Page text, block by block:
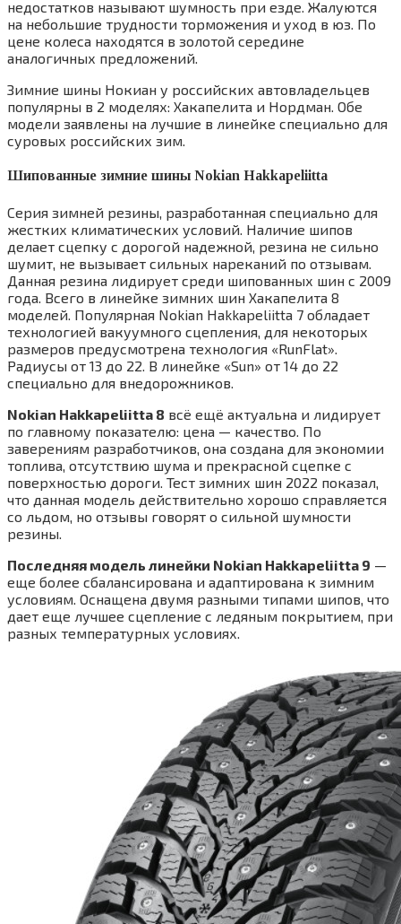
недостатков называют шумность при езде. Жалуются
на небольшие трудности торможения и уход в юз. По
цене колеса находятся в золотой середине
аналогичных предложений.
Зимние шины Нокиан у российских автовладельцев
популярны в 2 моделях: Хакапелита и Нордман. Обе
модели заявлены на лучшие в линейке специально для
суровых российских зим.
Шипованные зимние шины Nokian Hakkapeliitta
Серия зимней резины, разработанная специально для
жестких климатических условий. Наличие шипов
делает сцепку с дорогой надежной, резина не сильно
шумит, не вызывает сильных нареканий по отзывам.
Данная резина лидирует среди шипованных шин с 2009
года. Всего в линейке зимних шин Хакапелита 8
моделей. Популярная Nokian Hakkapeliitta 7 обладает
технологией вакуумного сцепления, для некоторых
размеров предусмотрена технология «RunFlat».
Радиусы от 13 до 22. В линейке «Sun» от 14 до 22
специально для внедорожников.
Nokian Hakkapeliitta 8 всё ещё актуальна и лидирует
по главному показателю: цена — качество. По
заверениям разработчиков, она создана для экономии
топлива, отсутствию шума и прекрасной сцепке с
поверхностью дороги. Тест зимних шин 2022 показал,
что данная модель действительно хорошо справляется
со льдом, но отзывы говорят о сильной шумности
резины.
Последняя модель линейки Nokian Hakkapeliitta 9 —
еще более сбалансирована и адаптирована к зимним
условиям. Оснащена двумя разными типами шипов, что
дает еще лучшее сцепление с ледяным покрытием, при
разных температурных условиях.